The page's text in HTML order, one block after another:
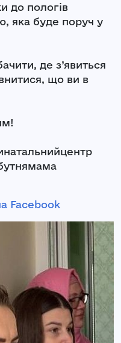
до пологів
яка буде поруч у
де з’явиться
що ви в
Facebook